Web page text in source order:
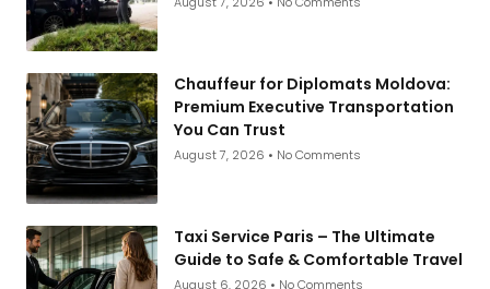
Chauffeur for Diplomats Moldova:
Premium Executive Transportation
You Can Trust
August 7, 2026 No Comments
Taxi Service Paris – The Ultimate
Guide to Safe & Comfortable Travel
August 6, 2026 No Comments